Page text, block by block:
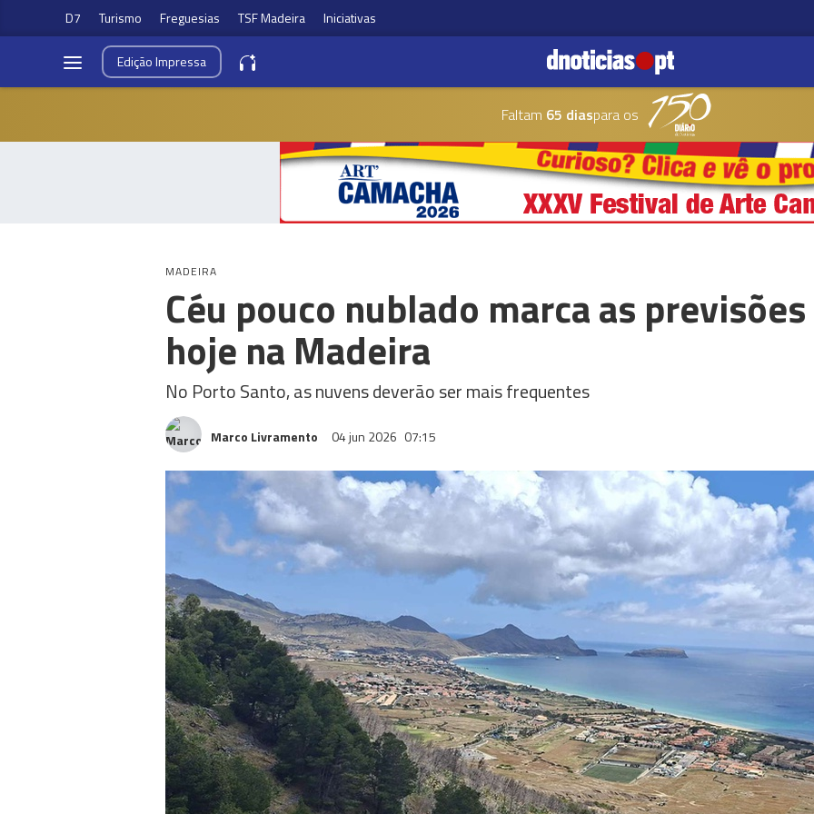
D7 Turismo Freguesias TSF Madeira Iniciativas
EdiçãoImpressa
Faltam 65 diaspara os
MADEIRA
Céu pouco nublado marca as
hoje na Madeira
No Porto Santo, as nuvens deverão ser mais frequentes
Marco Livramento 04 jun 2026 07:15